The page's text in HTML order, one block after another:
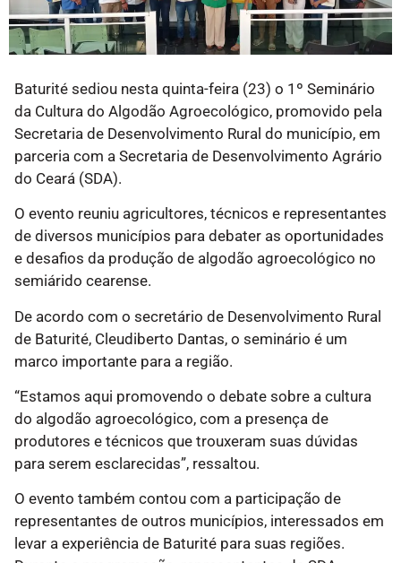
Baturité sediou nesta quinta-feira (23) o 1º Seminário
da Cultura do Algodão Agroecológico, promovido pela
Secretaria de Desenvolvimento Rural do município, em
parceria com a Secretaria de Desenvolvimento Agrário
do Ceará (SDA).
O evento reuniu agricultores, técnicos e representantes
de diversos municípios para debater as oportunidades
e desafios da produção de algodão agroecológico no
semiárido cearense.
De acordo com o secretário de Desenvolvimento Rural
de Baturité, Cleudiberto Dantas, o seminário é um
marco importante para a região.
“Estamos aqui promovendo o debate sobre a cultura
do algodão agroecológico, com a presença de
produtores e técnicos que trouxeram suas dúvidas
para serem esclarecidas”, ressaltou.
O evento também contou com a participação de
representantes de outros municípios, interessados em
levar a experiência de Baturité para suas regiões.